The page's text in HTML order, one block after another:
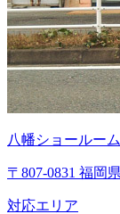
八幡ショールーム
〒807-0831 福岡
対応エリア